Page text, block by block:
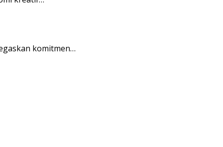
komitmen…